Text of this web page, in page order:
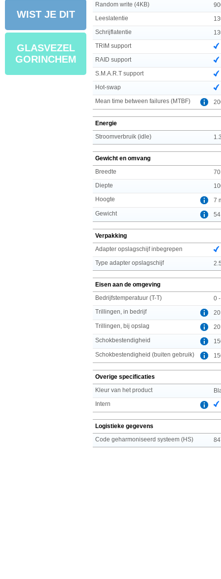
WIST JE DIT
GLASVEZEL
GORINCHEM
Random write (4KB)
Leeslatentie
Schrijflatentie
TRIM support
RAID support
S.M.A.R.T support
Hot-swap
Mean time between failures (MTBF)
Energie
Stroomverbruik (idle)
Gewicht en omvang
Breedte
Diepte
Hoogte
7
Gewicht
Verpakking
Adapter opslagschijf inbegrepen
Type adapter opslagschijf
Eisen aan de omgeving
Bedrijfstemperatuur (T-T)
0
Trillingen, in bedrijf
Trillingen, bij opslag
Schokbestendigheid
Schokbestendigheid (buiten gebruik)
Overige specificaties
Kleur van het product
Intern
Logistieke gegevens
Code geharmoniseerd systeem (HS)